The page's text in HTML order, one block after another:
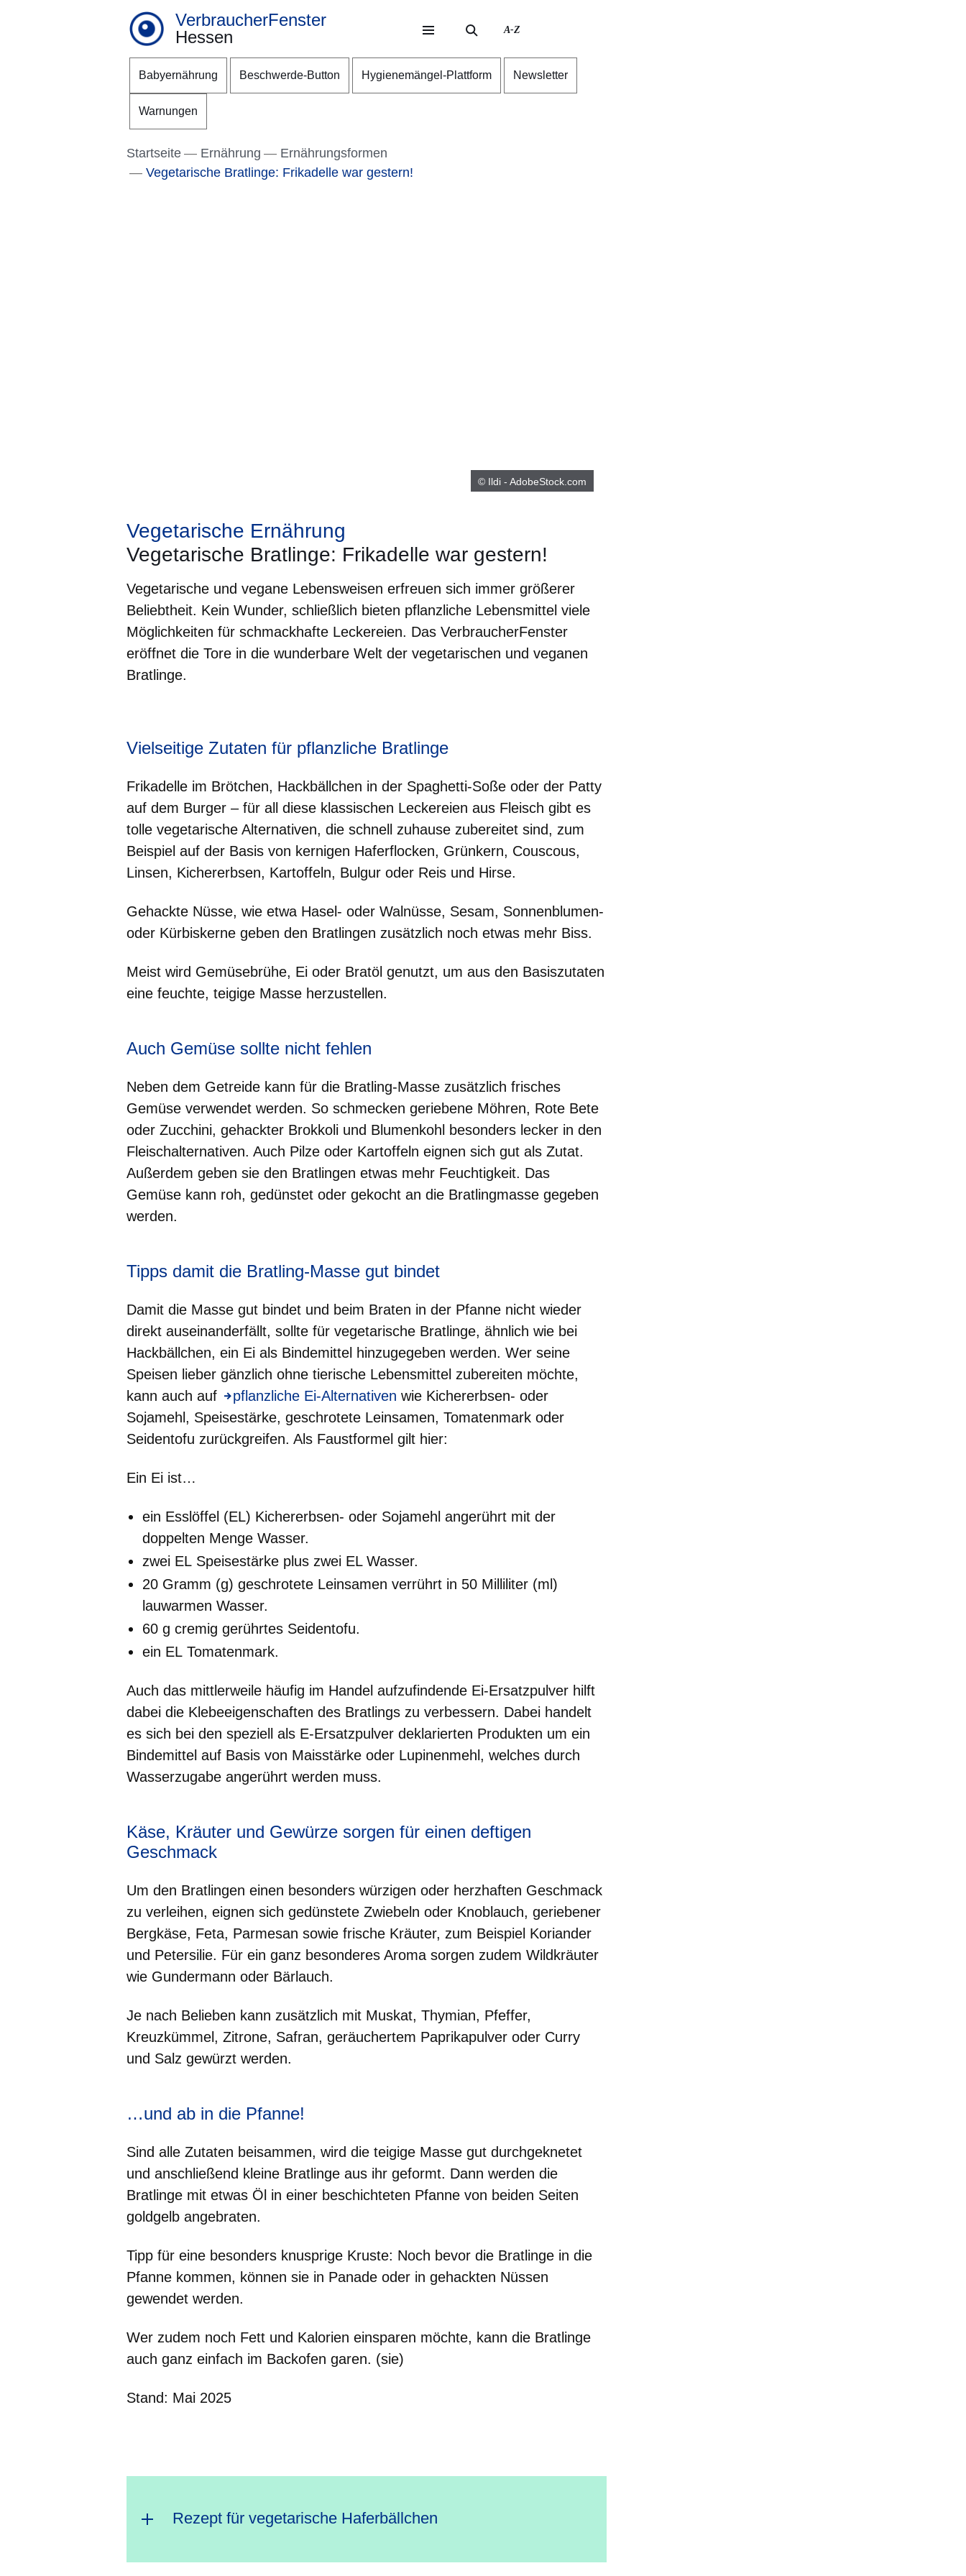
Direkt zum Kopf der Seite
Direkt zum Inhalt
Direkt zum Fuß der Seite
VerbraucherFenster
Hessen
A-Z
Babyernährung Beschwerde-Button Hygienemängel-Plattform Newsletter
Warnungen
Startseite Ernährung
Ernährungsformen
Vegetarische Bratlinge: Frikadelle war gestern!
© Ildi - AdobeStock.com
Vegetarische Ernährung
Vegetarische Bratlinge: Frikadelle war gestern!
Vegetarische und vegane Lebensweisen erfreuen sich immer größerer
Beliebtheit. Kein Wunder, schließlich bieten pflanzliche Lebensmittel viele
Möglichkeiten für schmackhafte Leckereien. Das VerbraucherFenster
eröffnet die Tore in die wunderbare Welt der vegetarischen und veganen
Bratlinge.
Vielseitige Zutaten für pflanzliche Bratlinge
Frikadelle im Brötchen, Hackbällchen in der Spaghetti-Soße oder der Patty
auf dem Burger – für all diese klassischen Leckereien aus Fleisch gibt es
tolle vegetarische Alternativen, die schnell zuhause zubereitet sind, zum
Beispiel auf der Basis von kernigen Haferflocken, Grünkern, Couscous,
Linsen, Kichererbsen, Kartoffeln, Bulgur oder Reis und Hirse.
Gehackte Nüsse, wie etwa Hasel- oder Walnüsse, Sesam, Sonnenblumen-
oder Kürbiskerne geben den Bratlingen zusätzlich noch etwas mehr Biss.
Meist wird Gemüsebrühe, Ei oder Bratöl genutzt, um aus den Basiszutaten
eine feuchte, teigige Masse herzustellen.
Auch Gemüse sollte nicht fehlen
Neben dem Getreide kann für die Bratling-Masse zusätzlich frisches
Gemüse verwendet werden. So schmecken geriebene Möhren, Rote Bete
oder Zucchini, gehackter Brokkoli und Blumenkohl besonders lecker in den
Fleischalternativen. Auch Pilze oder Kartoffeln eignen sich gut als Zutat.
Außerdem geben sie den Bratlingen etwas mehr Feuchtigkeit. Das
Gemüse kann roh, gedünstet oder gekocht an die Bratlingmasse gegeben
werden.
Tipps damit die Bratling-Masse gut bindet
Damit die Masse gut bindet und beim Braten in der Pfanne nicht wieder
direkt auseinanderfällt, sollte für vegetarische Bratlinge, ähnlich wie bei
Hackbällchen, ein Ei als Bindemittel hinzugegeben werden. Wer seine
Speisen lieber gänzlich ohne tierische Lebensmittel zubereiten möchte,
kann auch auf
pflanzliche Ei-Alternativen
Öffnet sich in einem neuen Fensterwie Kichererbsen- oder
Sojamehl, Speisestärke, geschrotete Leinsamen, Tomatenmark oder
Seidentofu zurückgreifen. Als Faustformel gilt hier:
Ein Ei ist…
ein Esslöffel (EL) Kichererbsen- oder Sojamehl angerührt mit der
doppelten Menge Wasser.
zwei EL Speisestärke plus zwei EL Wasser.
20 Gramm (g) geschrotete Leinsamen verrührt in 50 Milliliter (ml)
lauwarmen Wasser.
60 g cremig gerührtes Seidentofu.
ein EL Tomatenmark.
Auch das mittlerweile häufig im Handel aufzufindende Ei-Ersatzpulver hilft
dabei die Klebeeigenschaften des Bratlings zu verbessern. Dabei handelt
es sich bei den speziell als E-Ersatzpulver deklarierten Produkten um ein
Bindemittel auf Basis von Maisstärke oder Lupinenmehl, welches durch
Wasserzugabe angerührt werden muss.
Käse, Kräuter und Gewürze sorgen für einen deftigen
Geschmack
Um den Bratlingen einen besonders würzigen oder herzhaften Geschmack
zu verleihen, eignen sich gedünstete Zwiebeln oder Knoblauch, geriebener
Bergkäse, Feta, Parmesan sowie frische Kräuter, zum Beispiel Koriander
und Petersilie. Für ein ganz besonderes Aroma sorgen zudem Wildkräuter
wie Gundermann oder Bärlauch.
Je nach Belieben kann zusätzlich mit Muskat, Thymian, Pfeffer,
Kreuzkümmel, Zitrone, Safran, geräuchertem Paprikapulver oder Curry
und Salz gewürzt werden.
…und ab in die Pfanne!
Sind alle Zutaten beisammen, wird die teigige Masse gut durchgeknetet
und anschließend kleine Bratlinge aus ihr geformt. Dann werden die
Bratlinge mit etwas Öl in einer beschichteten Pfanne von beiden Seiten
goldgelb angebraten.
Tipp für eine besonders knusprige Kruste: Noch bevor die Bratlinge in die
Pfanne kommen, können sie in Panade oder in gehackten Nüssen
gewendet werden.
Wer zudem noch Fett und Kalorien einsparen möchte, kann die Bratlinge
auch ganz einfach im Backofen garen. (sie)
Stand: Mai 2025
Rezept für vegetarische Haferbällchen